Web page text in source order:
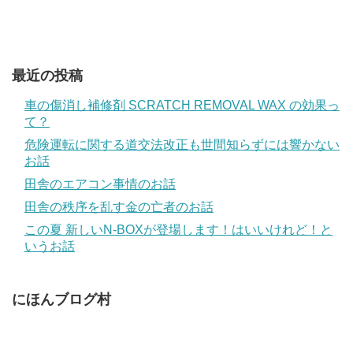
最近の投稿
車の傷消し補修剤 SCRATCH REMOVAL WAX の効果っ
て？
危険運転に関する道交法改正も世間知らずには響かない
お話
田舎のエアコン事情のお話
田舎の秩序を乱す金の亡者のお話
この夏 新しいN-BOXが登場します！はいいけれど！と
いうお話
にほんブログ村